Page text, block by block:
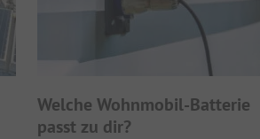
Welche Wohnmobil-Batterie
passt zu dir?